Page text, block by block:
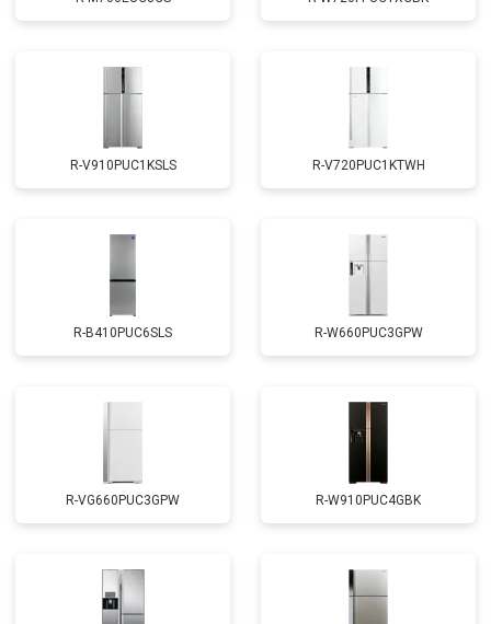
R-V910PUC1KSLS R-V720PUC1KTWH
R-B410PUC6SLS R-W660PUC3GPW
R-VG660PUC3GPW R-W910PUC4GBK